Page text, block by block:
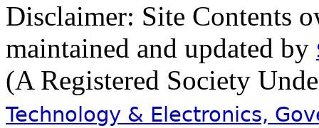
Disclaimer: Site Contents
maintained and updated by
(A Registered Society
Technology & Electronics,